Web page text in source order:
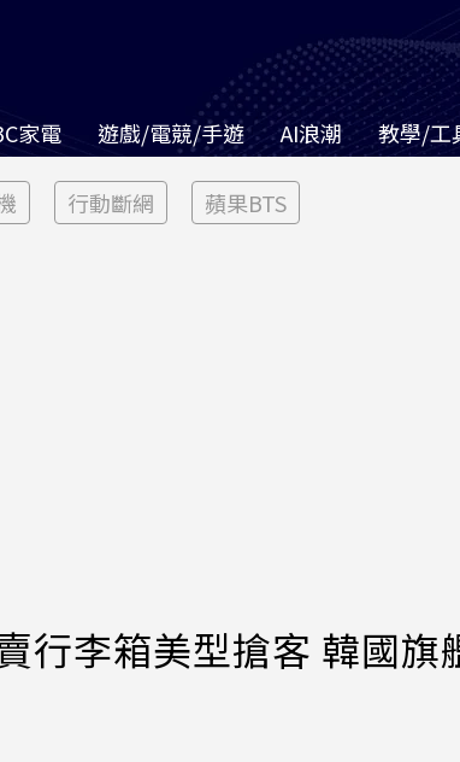
家電 遊戲/電競/手遊 AI浪潮 教學/工
行動斷網 蘋果BTS
行李箱美型搶客 韓國旗